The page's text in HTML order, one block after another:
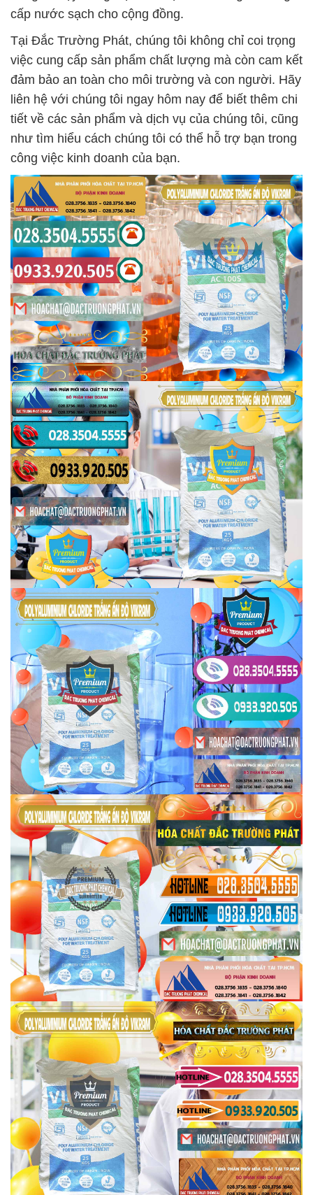
cấp nước sạch cho cộng đồng.
Tại Đắc Trường Phát, chúng tôi không chỉ coi trọng
việc cung cấp sản phẩm chất lượng mà còn cam kết
đảm bảo an toàn cho môi trường và con người. Hãy
liên hệ với chúng tôi ngay hôm nay để biết thêm chi
tiết về các sản phẩm và dịch vụ của chúng tôi, cũng
như tìm hiểu cách chúng tôi có thể hỗ trợ bạn trong
công việc kinh doanh của bạn.